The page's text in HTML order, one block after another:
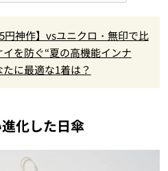
円神作】vsユニクロ・無印で比
を防ぐ“夏の高機能インナ
に最適な1着は？
化した日傘